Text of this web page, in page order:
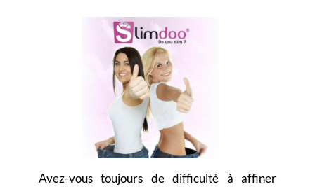
Avez-vous toujours de difficulté à affiner